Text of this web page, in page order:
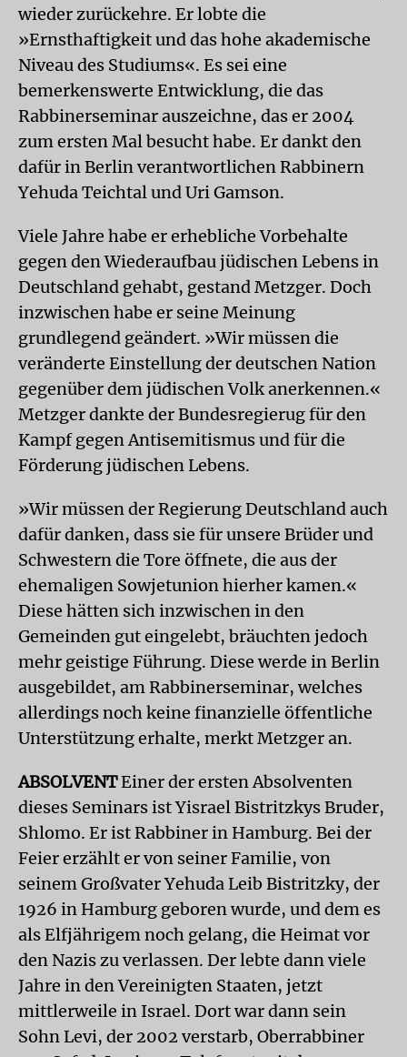
wieder zurückehre. Er lobte die
»Ernsthaftigkeit und das hohe akademische
Niveau des Studiums«. Es sei eine
bemerkenswerte Entwicklung, die das
Rabbinerseminar auszeichne, das er 2004
zum ersten Mal besucht habe. Er dankt den
dafür in Berlin verantwortlichen Rabbinern
Yehuda Teichtal und Uri Gamson.
Viele Jahre habe er erhebliche Vorbehalte
gegen den Wiederaufbau jüdischen Lebens in
Deutschland gehabt, gestand Metzger. Doch
inzwischen habe er seine Meinung
grundlegend geändert. »Wir müssen die
veränderte Einstellung der deutschen Nation
gegenüber dem jüdischen Volk anerkennen.«
Metzger dankte der Bundesregierug für den
Kampf gegen Antisemitismus und für die
Förderung jüdischen Lebens.
»Wir müssen der Regierung Deutschland auch
dafür danken, dass sie für unsere Brüder und
Schwestern die Tore öffnete, die aus der
ehemaligen Sowjetunion hierher kamen.«
Diese hätten sich inzwischen in den
Gemeinden gut eingelebt, bräuchten jedoch
mehr geistige Führung. Diese werde in Berlin
ausgebildet, am Rabbinerseminar, welches
allerdings noch keine finanzielle öffentliche
Unterstützung erhalte, merkt Metzger an.
ABSOLVENTEiner der ersten Absolventen
dieses Seminars ist Yisrael Bistritzkys Bruder,
Shlomo. Er ist Rabbiner in Hamburg. Bei der
Feier erzählt er von seiner Familie, von
seinem Großvater Yehuda Leib Bistritzky, der
1926 in Hamburg geboren wurde, und dem es
als Elfjährigem noch gelang, die Heimat vor
den Nazis zu verlassen. Der lebte dann viele
Jahre in den Vereinigten Staaten, jetzt
mittlerweile in Israel. Dort war dann sein
Sohn Levi, der 2002 verstarb, Oberrabbiner